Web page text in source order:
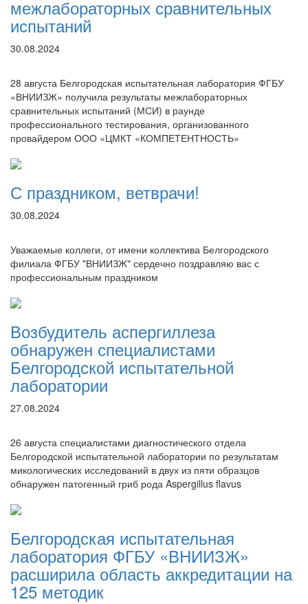
межлабораторных сравнительных
испытаний
30.08.2024
28 августа Белгородская испытательная лаборатория ФГБУ
«ВНИИЗЖ» получила результаты межлабораторных
сравнительных испытаний (МСИ) в раунде
профессионального тестирования, организованного
провайдером ООО «ЦМКТ «КОМПЕТЕНТНОСТЬ»
С праздником, ветврачи!
30.08.2024
Уважаемые коллеги, от имени коллектива Белгородского
филиала ФГБУ "ВНИИЗЖ" сердечно поздравляю вас с
профессиональным праздником
Возбудитель аспергиллеза
обнаружен специалистами
Белгородской испытательной
лаборатории
27.08.2024
26 августа специалистами диагностического отдела
Белгородской испытательной лаборатории по результатам
микологических исследований в двух из пяти образцов
обнаружен патогенный гриб рода Aspergillus flavus
Белгородская испытательная
лаборатория ФГБУ «ВНИИЗЖ»
расширила область аккредитации на
125 методик